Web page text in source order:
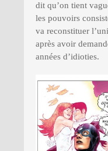
dit qu’on tient
les pouvoirs
va reconstituer
après avoir
années d’idioties.